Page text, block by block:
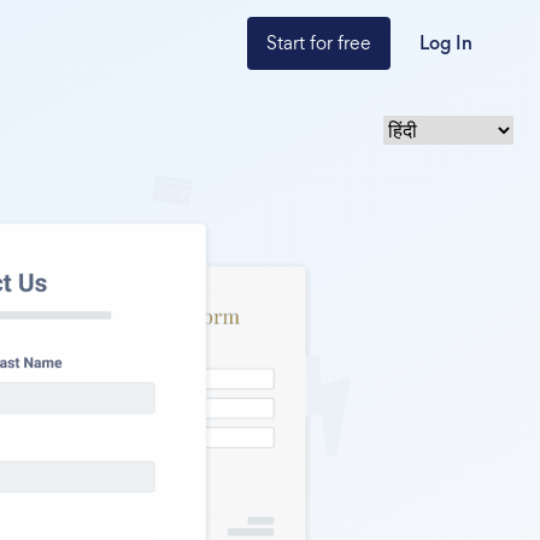
Start for free Log In